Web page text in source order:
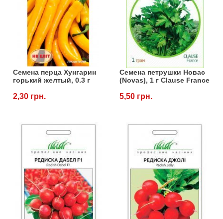
Семена перца Хунгарин
горький желтый, 0.3 г
2,30 грн.
Семена петрушки Новас
(Novas), 1 г Clause France
5,50 грн.